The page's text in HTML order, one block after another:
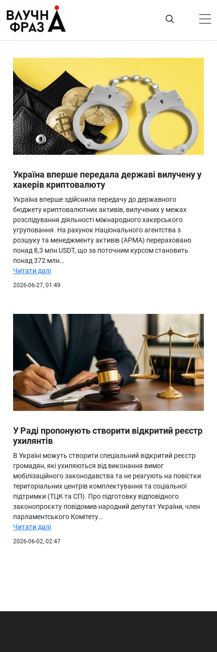
содержимому
Життя
Лайфстайл
ТехноНаука
Людина
Ukraine
Про нас
Україна вперше передала державі вилучену у
хакерів криптовалюту
Україна вперше здійснила передачу до державного
бюджету криптовалютних активів, вилучених у межах
розслідування діяльності міжнародного хакерського
угруповання. На рахунок Національного агентства з
розшуку та менеджменту активів (АРМА) перераховано
понад 8,3 млн USDT, що за поточним курсом становить
понад 372 млн…
Читати далі
2026-06-27, 01:49
У Раді пропонують створити відкритий реєстр
ухилянтів
В Україні можуть створити спеціальний відкритий реєстр
громадян, які ухиляються від виконання вимог
мобілізаційного законодавства та не реагують на повістки
територіальних центрів комплектування та соціальної
підтримки (ТЦК та СП). Про підготовку відповідного
законопроєкту повідомив народний депутат України, член
парламентського Комітету…
Читати далі
2026-06-02, 02:47